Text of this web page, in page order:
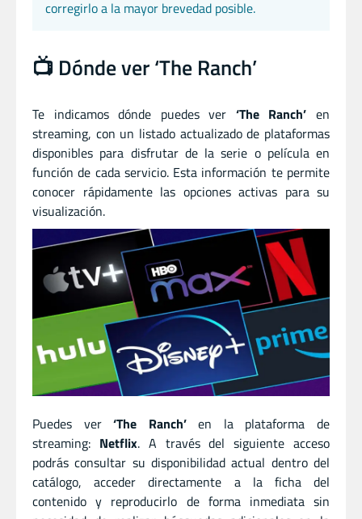
corregirlo a la mayor brevedad posible.
📺 Dónde ver ‘The Ranch’
Te indicamos dónde puedes ver ‘The Ranch’ en
streaming, con un listado actualizado de plataformas
disponibles para disfrutar de la serie o película en
función de cada servicio. Esta información te permite
conocer rápidamente las opciones activas para su
visualización.
Puedes ver‘The Ranch’en la plataforma de
streaming: Netflix. A través del siguiente acceso
podrás consultar su disponibilidad actual dentro del
catálogo, acceder directamente a la ficha del
contenido y reproducirlo de forma inmediata sin